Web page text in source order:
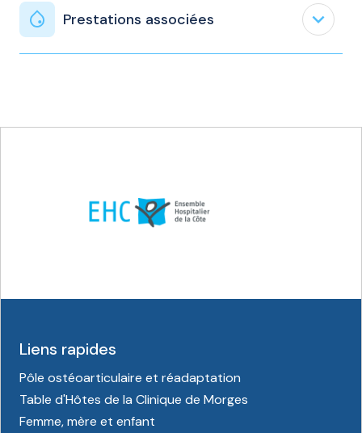
Prestations associées expand_less
Liens rapides
Pôle ostéoarticulaire et réadaptation
Table d'Hôtes de la Clinique de Morges
Femme, mère et enfant